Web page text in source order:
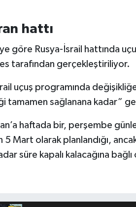
hattı
göre Rusya-İsrail hattında
tarafından gerçekleştiriliyor.
uçuş programında
tamamen sağlanana kadar”
haftada bir, perşembe
5 Mart olarak planlandığı,
süre kapalı kalacağına